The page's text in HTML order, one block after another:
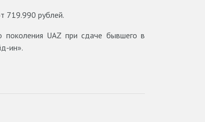
719.990 рублей.
поколения UAZ при сдаче бывшего в
ин».